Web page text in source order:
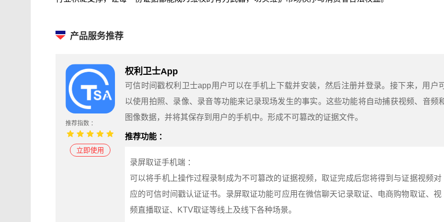
产品服务推荐
推荐指数 ：
立即使用
权利卫士App
可信时间戳权利卫士app用户可以在手机上下载并安装，然后注册并登录。接下来，用户
以使用拍照、录像、录音等功能来记录现场发生的事实。这些功能将自动捕获视频、音频
图像数据，并将其保存到用户的手机中。形成不可篡改的证据文件。
推荐功能 ：
录屏取证手机端 ：
可以将手机上操作过程录制成为不可篡改的证据视频，取证完成后您将得到与证据视频对
应的可信时间戳认证证书。录屏取证功能可应用在微信聊天记录取证、电商购物取证、视
频直播取证、KTV取证等线上及线下各种场景。